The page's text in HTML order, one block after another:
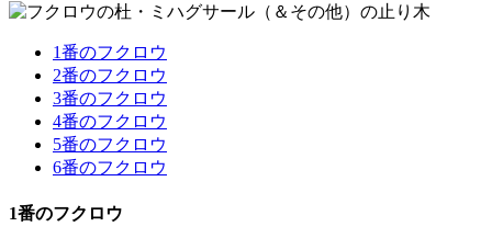
1番のフクロウ
2番のフクロウ
3番のフクロウ
4番のフクロウ
5番のフクロウ
6番のフクロウ
1番のフクロウ